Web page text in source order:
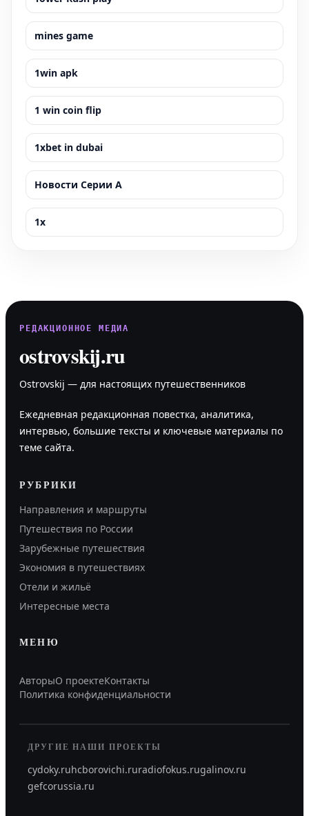
mines game
1win apk
1 win coin flip
1xbet in dubai
Новости Серии А
1x
РЕДАКЦИОННОЕ МЕДИА
ostrovskij.ru
Ostrovskij — для настоящих путешественников
Ежедневная редакционная повестка, аналитика,
интервью, большие тексты и ключевые материалы по
теме сайта.
РУБРИКИ
Направления и маршруты
Путешествия по России
Зарубежные путешествия
Экономия в путешествиях
Отели и жильё
Интересные места
МЕНЮ
АвторыО проектеКонтакты
Политика конфиденциальности
ДРУГИЕ НАШИ ПРОЕКТЫ
cydoky.ruhcborovichi.ruradiofokus.rugalinov.ru
gefcorussia.ru